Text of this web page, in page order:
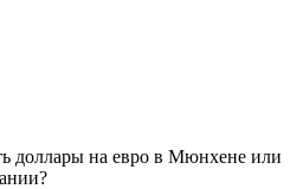
доллары на евро в Мюнхене или